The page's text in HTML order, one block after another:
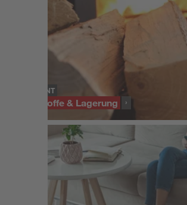
SORTIMENT
Brennstoffe & Lagerung